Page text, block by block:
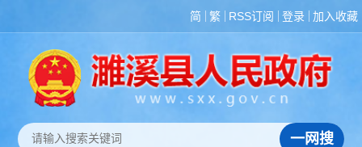
简 繁 RSS订阅 登录 加入收藏